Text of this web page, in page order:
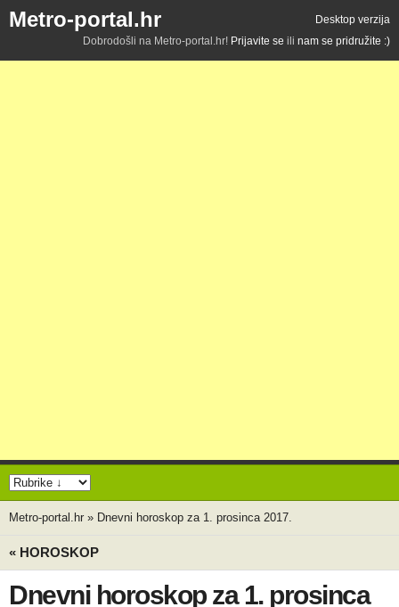
Metro-portal.hr
Desktop verzija
Dobrodošli na Metro-portal.hr! Prijavite se ili nam se pridružite :)
Metro-portal.hr » Dnevni horoskop za 1. prosinca 2017.
« HOROSKOP
Dnevni horoskop za 1. prosinca